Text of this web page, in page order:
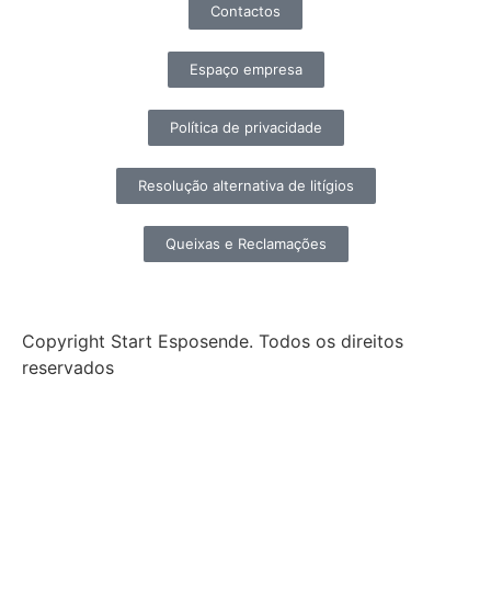
Contactos
Espaço empresa
Política de privacidade
Resolução alternativa de litígios
Queixas e Reclamações
Copyright Start Esposende. Todos os direitos
reservados